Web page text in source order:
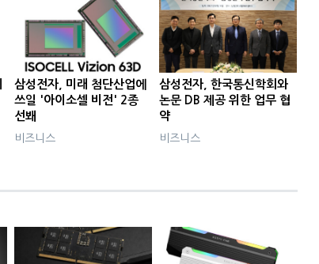
삼성전자, 미래 첨단산업에
쓰일 '아이소셀 비전' 2종
선봬
비즈니스
삼성전자, 한국통신학회와
논문 DB 제공 위한 업무 협
약
비즈니스